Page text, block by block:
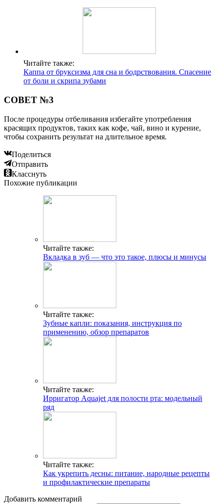
Читайте также:
Каппа от бруксизма для сна и бодрствования. Спасение
от боли и скрипа зубами
СОВЕТ №3
После процедуры отбеливания избегайте употребления
красящих продуктов, таких как кофе, чай, вино и курение,
чтобы сохранить результат на длительное время.
Поделиться
Отправить
Класснуть
Похожие публикации
Читайте также:
Вкладка в зуб — что это такое, плюсы и минусы
Читайте также:
Зубные капли: показания, инструкция по
применению, обзор препаратов
Читайте также:
Ирригатор Aquajet для полости рта: модельный
ряд
Читайте также:
Как укрепить десны: питание, народные рецепты
и профилактические препараты
Добавить комментарий